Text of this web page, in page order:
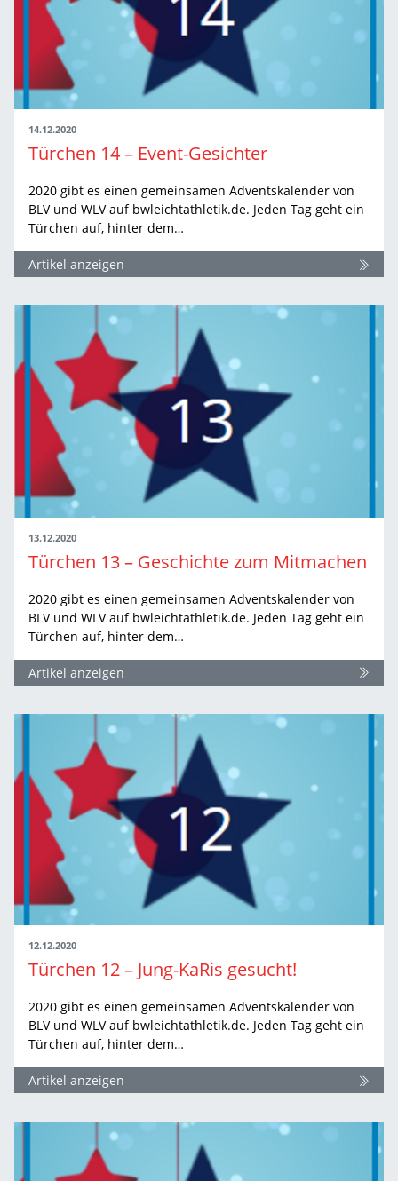
14.12.2020
Türchen 14 – Event-Gesichter
2020 gibt es einen gemeinsamen Adventskalender von
BLV und WLV auf bwleichtathletik.de. Jeden Tag geht ein
Türchen auf, hinter dem…
Artikel anzeigen
13.12.2020
Türchen 13 – Geschichte zum Mitmachen
2020 gibt es einen gemeinsamen Adventskalender von
BLV und WLV auf bwleichtathletik.de. Jeden Tag geht ein
Türchen auf, hinter dem…
Artikel anzeigen
12.12.2020
Türchen 12 – Jung-KaRis gesucht!
2020 gibt es einen gemeinsamen Adventskalender von
BLV und WLV auf bwleichtathletik.de. Jeden Tag geht ein
Türchen auf, hinter dem…
Artikel anzeigen